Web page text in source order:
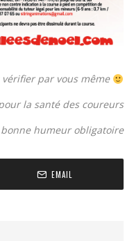
vérifier par vous même
la santé des coureurs
humeur obligatoire
EMAIL